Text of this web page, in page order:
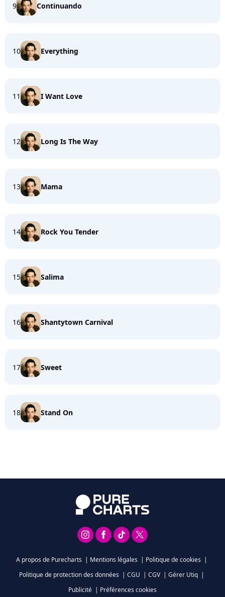
9 Continuando
10 Everything
11 I Want Love
12 Long Is The Way
13 Mama
14 Rock You Tender
15 Salima
16 Shantytown Carnival
17 Sweet
18 Stand On
A propos de Purecharts | Mentions légales | Politique de cookies |
Politique de protection des données | CGU | CGV | Gérer Utiq |
Publicité | Préférences cookies